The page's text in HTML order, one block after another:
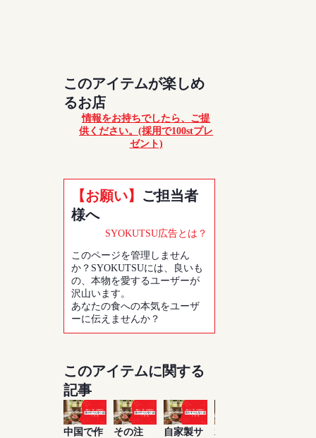
このアイテムが楽しめ
るお店
情報をお持ちでしたら、ご提
供ください。(採用で100stプレ
ゼント)
【お願い】
ご担当者
様へ
SYOKUTSU広告とは？
このページを管理しません
か？SYOKUTSUには、良いも
の、本物を愛するユーザーが
沢山います。
あなたの食への本気をユーザ
ーに伝えませんか？
このアイテムに関する
記事
中国で作
その注
自家製サ
水は飲め